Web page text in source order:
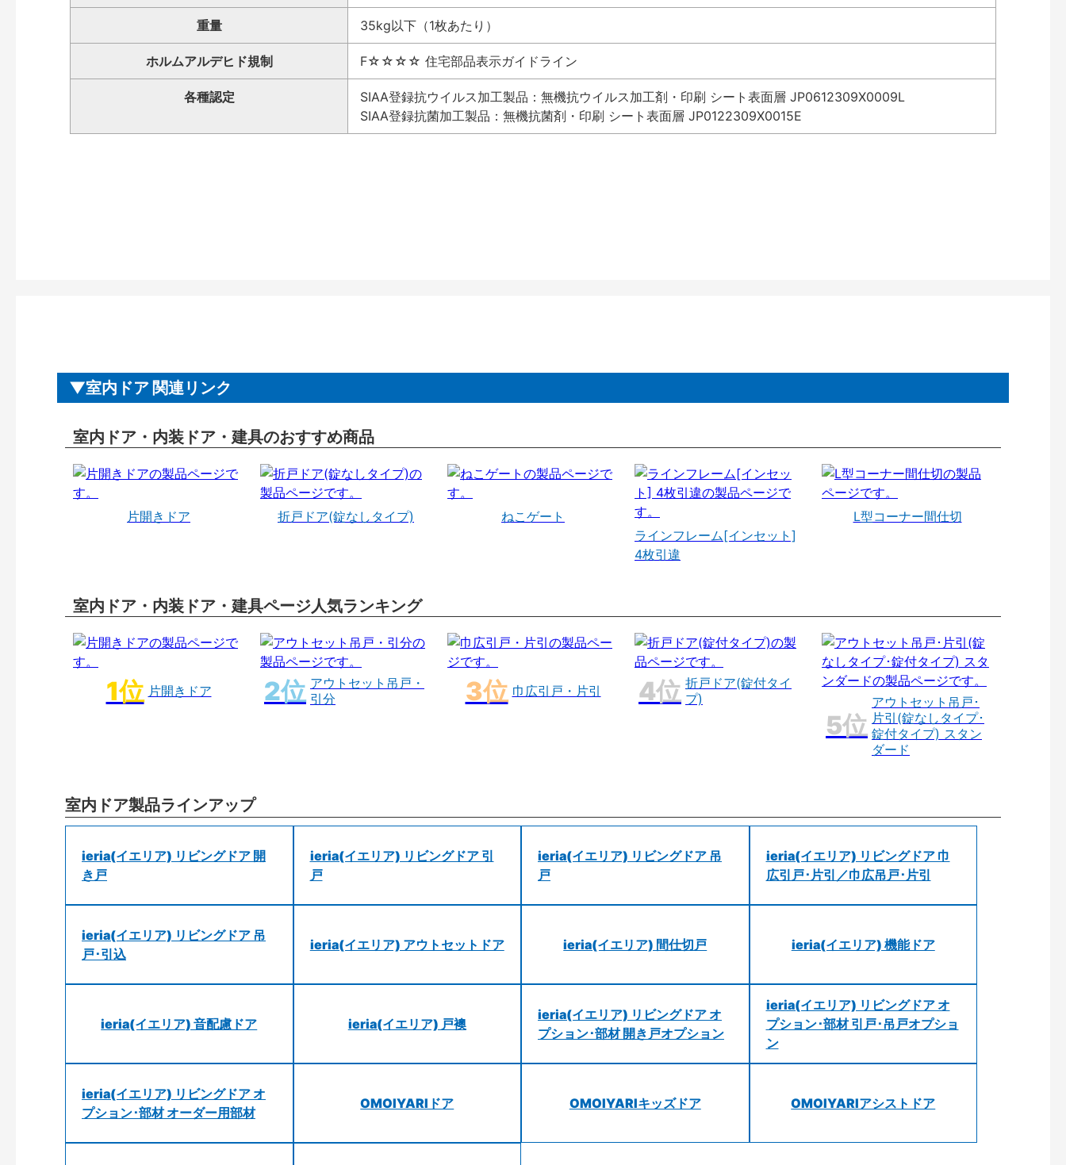
重量 35kg以下（1枚あたり）
ホルムアルデヒド規制 F☆☆☆☆ 住宅部品表示ガイドライン
各種認定
SIAA登録抗ウイルス加工製品：無機抗ウイルス加工剤・印刷 シート表面層 JP0612309X0009L
SIAA登録抗菌加工製品：無機抗菌剤・印刷 シート表面層 JP0122309X0015E
室内ドア 関連リンク
室内ドア・内装ドア・建具のおすすめ商品
片開きドア 折戸ドア(錠なしタイプ)
ねこゲート
ラインフレーム[インセット]
4枚引違
L型コーナー間仕切
室内ドア・内装ドア・建具ページ人気ランキング
片開きドア
アウトセット吊戸・
引分
巾広引戸・片引
折戸ドア(錠付タイ
プ)
アウトセット吊戸･
片引(錠なしタイプ･
錠付タイプ) スタン
ダード
室内ドア製品ラインアップ
ieria(イエリア) リビングドア 開
き戸
ieria(イエリア) リビングドア 引
戸
ieria(イエリア) リビングドア 吊
戸
ieria(イエリア) リビングドア 巾
広引戸･片引／巾広吊戸･片引
ieria(イエリア) リビングドア 吊
戸･引込
ieria(イエリア) アウトセットドア ieria(イエリア) 間仕切戸 ieria(イエリア) 機能ドア
ieria(イエリア) 音配慮ドア ieria(イエリア) 戸襖
ieria(イエリア) リビングドア オ
プション･部材 開き戸オプション
ieria(イエリア) リビングドア オ
プション･部材 引戸･吊戸オプショ
ン
ieria(イエリア) リビングドア オ
プション･部材 オーダー用部材
OMOIYARIドア OMOIYARIキッズドア OMOIYARIアシストドア